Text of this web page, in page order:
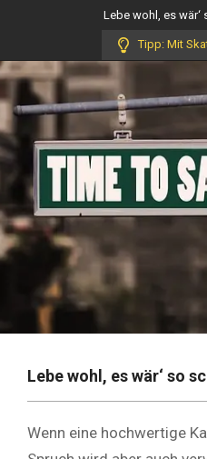
Lebe wohl, es
Tipp: Mit
Lebe wohl, es wär‘ so
Wenn eine hochwertige